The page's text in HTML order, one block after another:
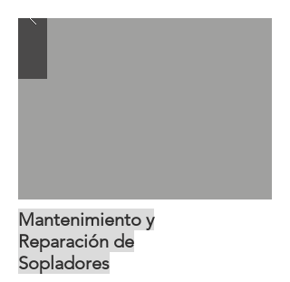
Mantenimiento y
Reparación de
Sopladores